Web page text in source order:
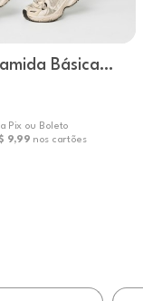
Básica
Pix ou Boleto
9,99 nos cartões